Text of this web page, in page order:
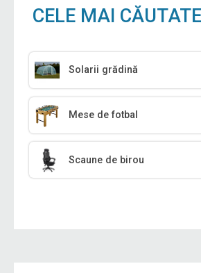
CELE MAI
Solarii grădină
Mese de fotbal
Scaune de birou